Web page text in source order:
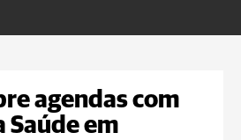
agendas com
Saúde em